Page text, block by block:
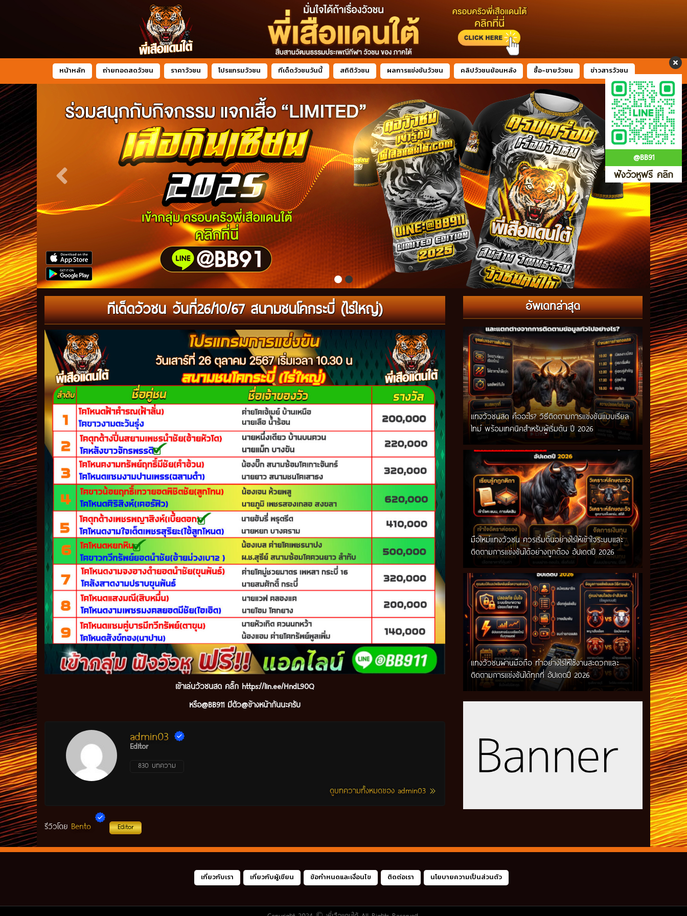
@BB91
ฟังวัวหูฟรี คลิก
หน้าหลัก ถ่ายทอดสดวัวชน ราคาวัวชน โปรแกรมวัวชน ทีเด็ดวัวชนวันนี้ สถิติวัวชน ผลการแข่งขันวัวชน คลิปวัวชนย้อนหลัง ซื้อ-ขายวัวชน ข่าวสารวัวชน
ทีเด็ดวัวชน วันที่26/10/67 สนามชนโคกระบี่ (ไร่ใหญ่)
เข้าเล่นวัวชนสด คลิ๊ก https://lin.ee/HndL90Q
หรือ@BB911 มีตัว@ข้างหน้ากันนะครับ
admin03
Editor
830 บทความ
ดูบทความทั้งหมดของ admin03
รีวิวโดย Bento Editor
อัพเดทล่าสุด
แทงวัวชนสด คืออะไร? วิธีติดตามการแข่งขันแบบเรียล
ไทม์ พร้อมเทคนิคสำหรับผู้เริ่มต้น ปี 2026
มือใหม่แทงวัวชน ควรเริ่มต้นอย่างไรให้เข้าใจระบบและ
ติดตามการแข่งขันได้อย่างถูกต้อง อัปเดตปี 2026
แทงวัวชนผ่านมือถือ ทำอย่างไรให้ใช้งานสะดวกและ
ติดตามการแข่งขันได้ทุกที่ อัปเดตปี 2026
เกี่ยวกับเรา เกี่ยวกับผู้เขียน ข้อกำหนดและเงื่อนไข ติดต่อเรา นโยบายความเป็นส่วนตัว